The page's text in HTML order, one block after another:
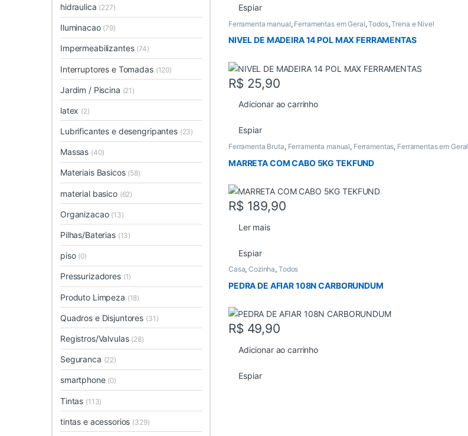
Espiar
Ferramenta manual, Ferramentas em Geral,Todos,Trena e Nivel
NIVEL DE MADEIRA 14 POL MAX FERRAMENTAS
R$ 25,90
Adicionar ao carrinho
Espiar
Ferramenta Bruta, Ferramenta manual, Ferramentas, Ferramentas em Geral
MARRETA COM CABO 5KG TEKFUND
R$ 189,90
Ler mais
Espiar
Casa,Cozinha, Todos
PEDRA DE AFIAR 108N CARBORUNDUM
R$ 49,90
Adicionar ao carrinho
Espiar
hidraulica (227)
Iluminacao (79)
Impermeabilizantes (74)
Interruptores e Tomadas (120)
Jardim / Piscina (21)
latex (2)
Lubrificantes e desengripantes (23)
Massas (40)
Materiais Basicos (58)
material basico (62)
Organizacao (13)
Pilhas/Baterias (13)
piso (0)
Pressurizadores (1)
Produto Limpeza (18)
Quadros e Disjuntores (31)
Registros/Valvulas (28)
Seguranca (22)
smartphone (0)
Tintas (113)
tintas e acessorios (329)